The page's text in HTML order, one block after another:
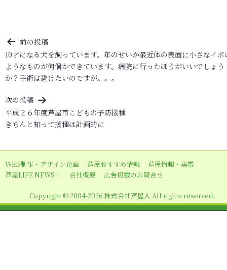
投
稿
ナ
ゲ
ー
ョ
ン
前の投稿
10才になる犬を飼っています。年のせいか最近体の表面に小さなイボ
ようなものが何個かできています。病院に行ったほうがいいでしょう
か？手術は避けたいのですが。。。
次の投稿
平成２６年度芦屋市こどもの予防接種
きちんと知って接種は計画的に
WEB制作・デザイン企画 芦屋おすすめ情報
芦屋情報・黒帯
芦屋LIFE NEWS！
会社概要 広告掲載のお問合せ
Copyright © 2004-2026 株式会社芦屋人 All rights reserved.